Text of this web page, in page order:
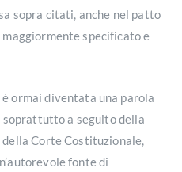
sopra citati, anche nel patto
specificato e
ormai diventata una parola
a seguito della
Corte Costituzionale,
fonte di